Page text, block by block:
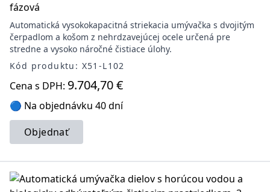
fázová
Automatická vysokokapacitná striekacia umývačka s dvojitým
čerpadlom a košom z nehrdzavejúcej ocele určená pre
stredne a vysoko náročné čistiace úlohy.
Kód produktu: X51-L102
Cena s DPH: 9.704,70 €
🔵 Na objednávku 40 dní
Objednať